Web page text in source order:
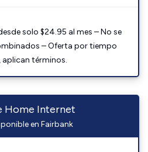
solo $24.95 al mes – No se
– Oferta por tiempo
términos.
Home Internet
en Fairbank